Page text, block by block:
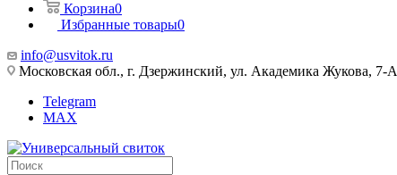
Корзина0
Избранные товары0
info@usvitok.ru
Московская обл., г. Дзержинский, ул. Академика Жукова, 7-А
Telegram
MAX